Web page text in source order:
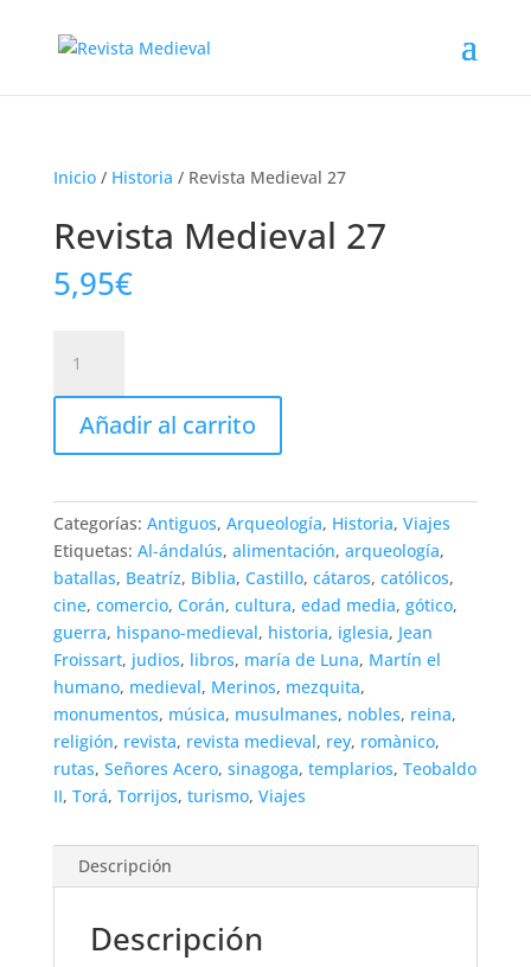
Inicio/ Historia / Revista Medieval 27
Revista Medieval 27
5,95€
Medieval
27
cantidad
Añadir al carrito
Categorías: Antiguos, Arqueología, Historia, Viajes
Etiquetas: Al-ándalús, alimentación, arqueología,
batallas, Beatríz, Biblia, Castillo, cátaros, católicos,
cine, comercio, Corán, cultura, edad media, gótico,
guerra, hispano-medieval, historia, iglesia, Jean
Froissart, judios, libros, maría de Luna, Martín el
humano, medieval, Merinos, mezquita,
monumentos, música, musulmanes, nobles, reina,
religión, revista, revista medieval, rey, romànico,
rutas, Señores Acero, sinagoga, templarios, Teobaldo
II, Torá, Torrijos, turismo, Viajes
Descripción
Descripción